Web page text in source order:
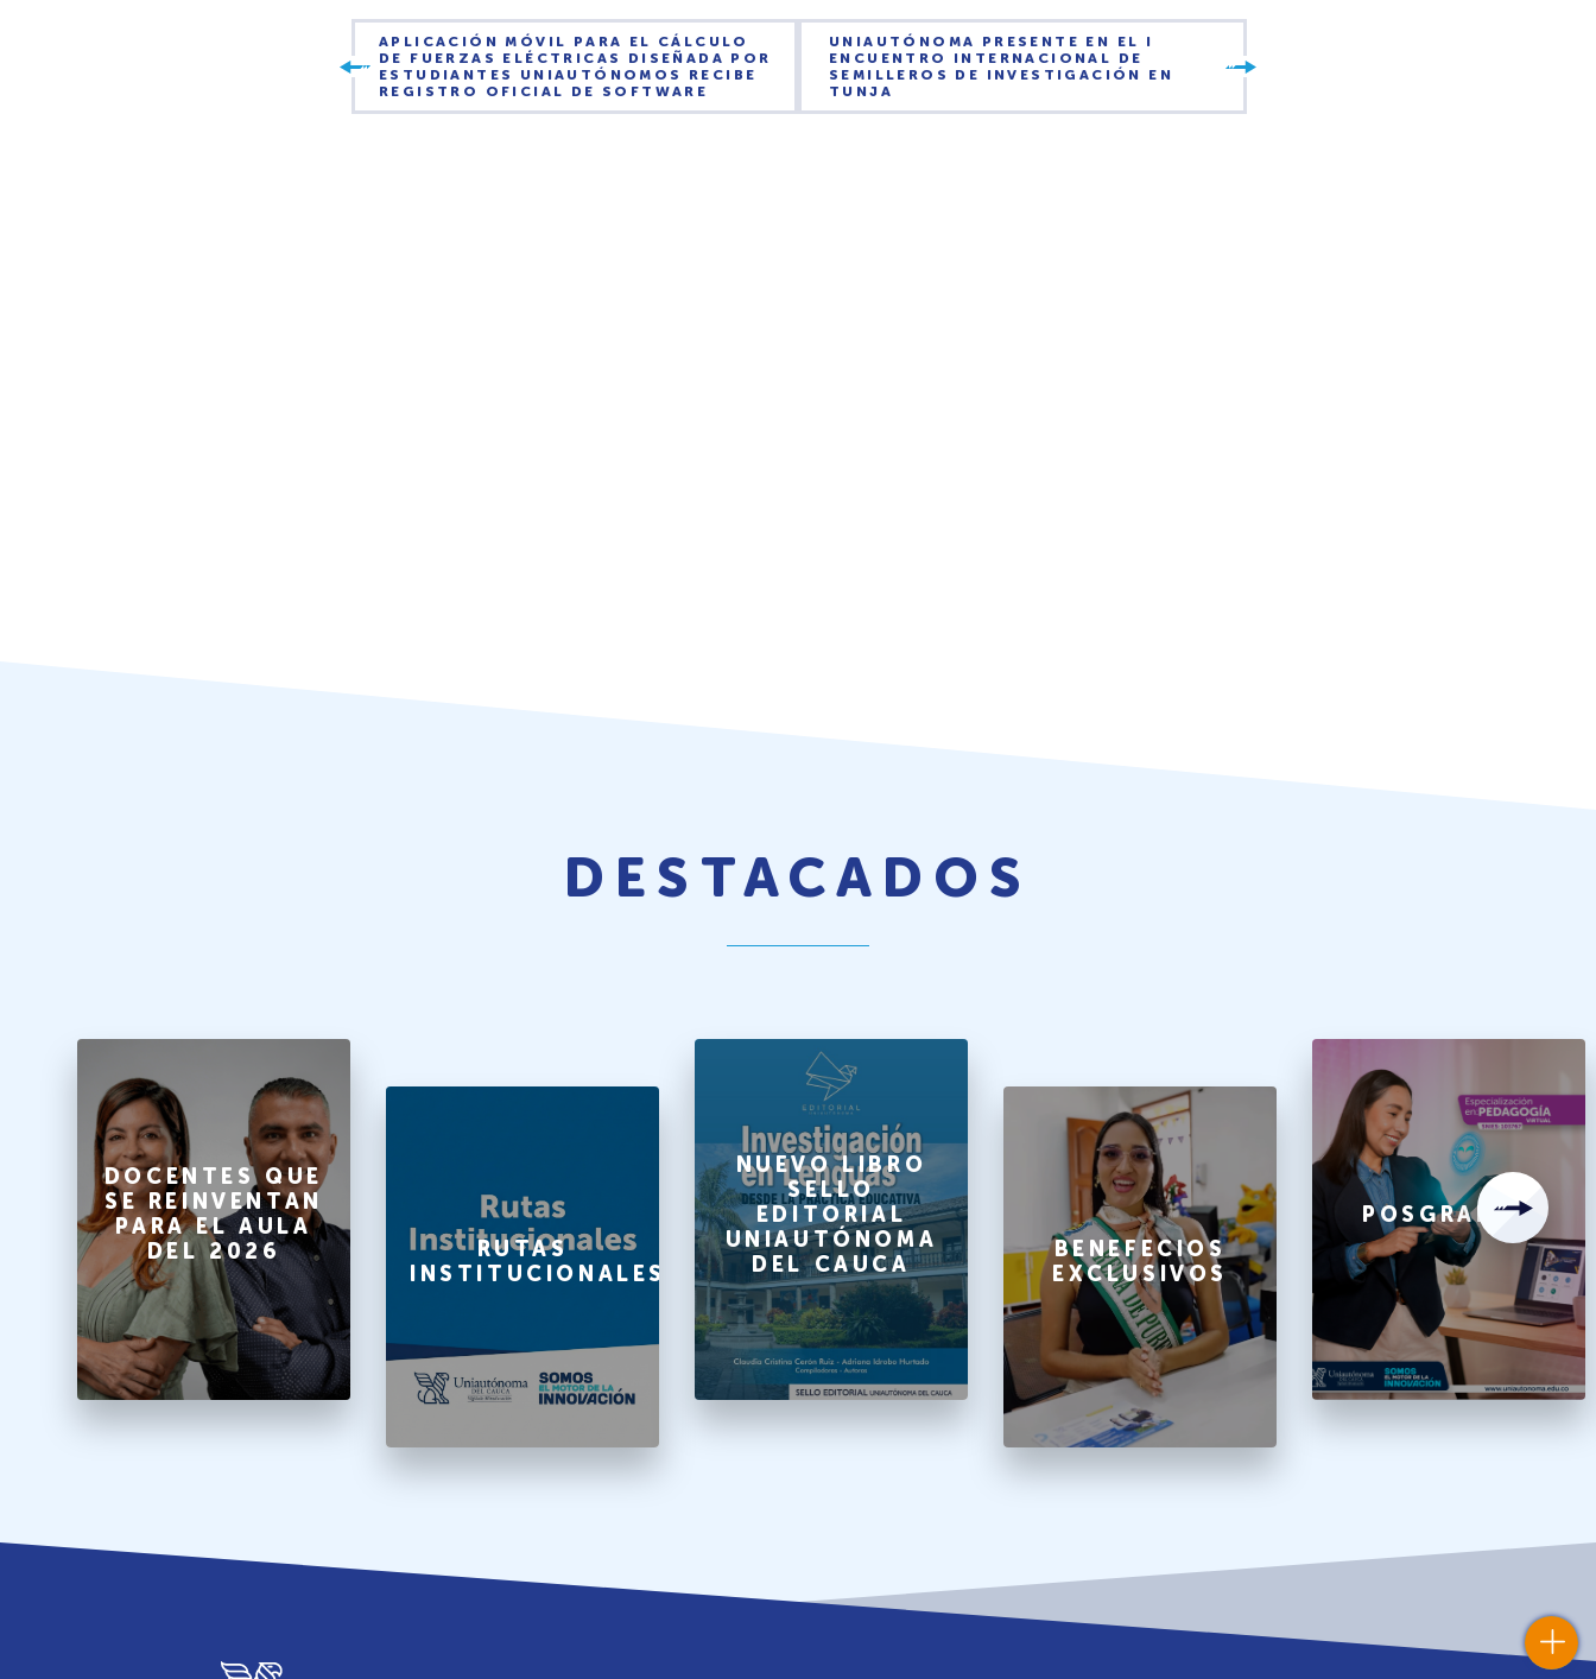
APLICACIÓN MÓVIL PARA EL CÁLCULO
DE FUERZAS ELÉCTRICAS DISEÑADA POR
ESTUDIANTES UNIAUTÓNOMOS RECIBE
REGISTRO OFICIAL DE SOFTWARE
UNIAUTÓNOMA PRESENTE EN EL I
ENCUENTRO INTERNACIONAL DE
SEMILLEROS DE INVESTIGACIÓN EN
TUNJA
DESTACADOS
DOCENTES QUE
SE REINVENTAN
PARA EL AULA
DEL 2026
RUTAS
INSTITUCIONALES
NUEVO LIBRO
SELLO
EDITORIAL
UNIAUTÓNOMA
DEL CAUCA
BENEFECIOS
EXCLUSIVOS
POSGRADOS